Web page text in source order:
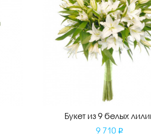
Букет из 9 белых
9 710